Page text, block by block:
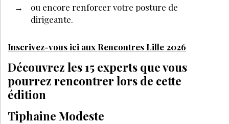
ou encore renforcer votre posture de
dirigeante.
Inscrivez-vous ici aux Rencontres Lille 2026
Découvrez les 15 experts que vous
pourrez rencontrer lors de cette
édition
Tiphaine Modeste